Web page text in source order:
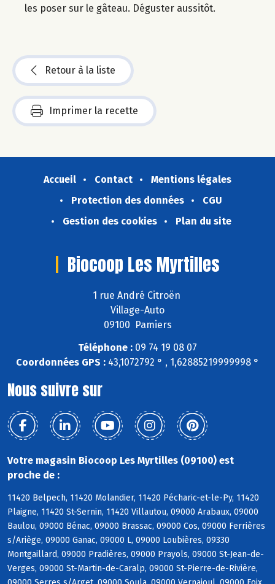
les poser sur le gâteau. Déguster aussitôt.
Retour à la liste
Imprimer la recette
Accueil Contact
Mentions légales
Protection des données
CGU
Gestion des cookies
Plan du site
Biocoop Les Myrtilles
1 rue André Citroën
Village-Auto
09100 Pamiers
Téléphone : 09 74 19 08 07
Coordonnées GPS : 43,1072792 ° , 1,62885219999998 °
Nous suivre sur
Votre magasin Biocoop Les Myrtilles (09100) est
proche de :
11420 Belpech, 11420 Molandier, 11420 Pécharic-et-le-Py, 11420
Plaigne, 11420 St-Sernin, 11420 Villautou, 09000 Arabaux, 09000
Baulou, 09000 Bénac, 09000 Brassac, 09000 Cos, 09000 Ferrières
s/Ariège, 09000 Ganac, 09000 L, 09000 Loubières, 09330
Montgaillard, 09000 Pradières, 09000 Prayols, 09000 St-Jean-de-
Verges, 09000 St-Martin-de-Caralp, 09000 St-Pierre-de-Rivière,